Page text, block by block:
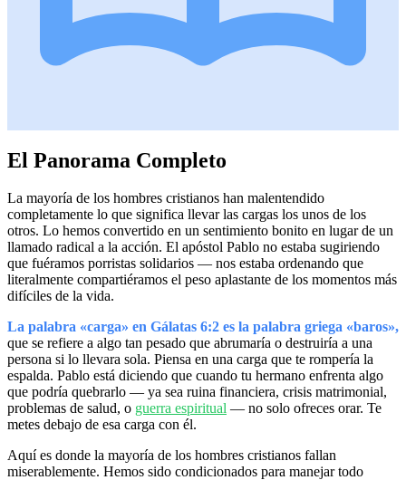
El Panorama Completo
La mayoría de los hombres cristianos han malentendido
completamente lo que significa llevar las cargas los unos de los
otros. Lo hemos convertido en un sentimiento bonito en lugar de un
llamado radical a la acción. El apóstol Pablo no estaba sugiriendo
que fuéramos porristas solidarios — nos estaba ordenando que
literalmente compartiéramos el peso aplastante de los momentos más
difíciles de la vida.
La palabra «carga» en Gálatas 6:2 es la palabra griega «baros»,
que se refiere a algo tan pesado que abrumaría o destruiría a una
persona si lo llevara sola. Piensa en una carga que te rompería la
espalda. Pablo está diciendo que cuando tu hermano enfrenta algo
que podría quebrarlo — ya sea ruina financiera, crisis matrimonial,
problemas de salud, o guerra espiritual — no solo ofreces orar. Te
metes debajo de esa carga con él.
Aquí es donde la mayoría de los hombres cristianos fallan
miserablemente. Hemos sido condicionados para manejar todo